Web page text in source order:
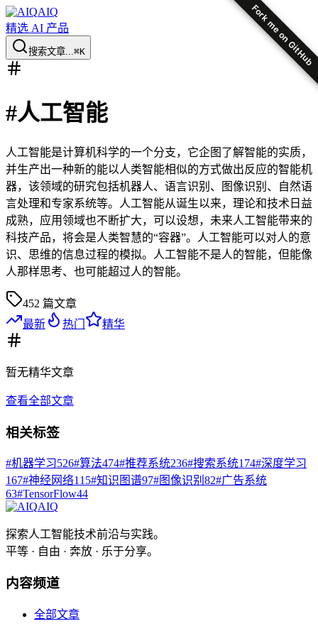
Fork me on GitHub
AIQ
精选 AI 产品
搜索文章...⌘K
#人工智能
人工智能是计算机科学的一个分支，它企图了解智能的实质，
并生产出一种新的能以人类智能相似的方式做出反应的智能机
器，该领域的研究包括机器人、语言识别、图像识别、自然语
言处理和专家系统等。人工智能从诞生以来，理论和技术日益
成熟，应用领域也不断扩大，可以设想，未来人工智能带来的
科技产品，将会是人类智慧的“容器”。人工智能可以对人的意
识、思维的信息过程的模拟。人工智能不是人的智能，但能像
人那样思考、也可能超过人的智能。
452 篇文章
最新
热门 精华
暂无精华文章
查看全部文章
相关标签
#机器学习526#算法474#推荐系统236#搜索系统174#深度学习
167#神经网络115#知识图谱97#图像识别 82#广告系统
63#TensorFlow44
AIQ
探索人工智能技术前沿与实践。
平等 · 自由 · 奔放 · 乐于分享。
内容频道
全部文章